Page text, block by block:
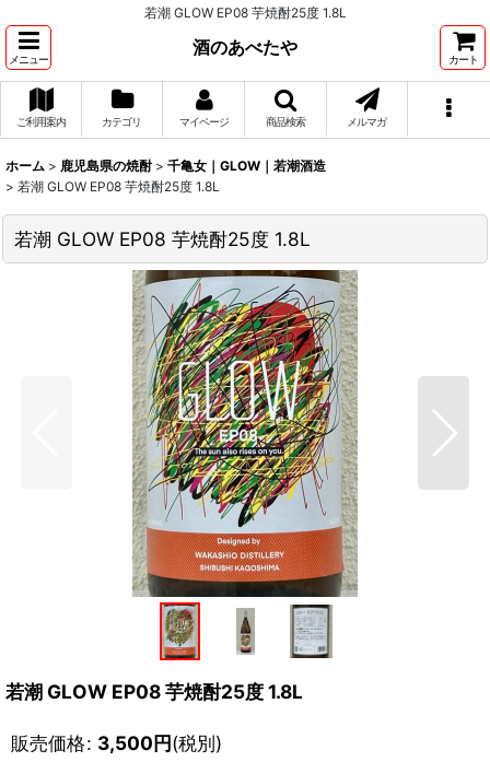
若潮 GLOW EP08 芋焼酎25度 1.8L
メニュー
酒のあべたや
カート
ご利用案内 カテゴリ マイページ 商品検索 メルマガ
ホーム > 鹿児島県の焼酎 > 千亀女｜GLOW｜若潮酒造
> 若潮 GLOW EP08 芋焼酎25度 1.8L
若潮 GLOW EP08 芋焼酎25度 1.8L
若潮 GLOW EP08 芋焼酎25度 1.8L
販売価格: 3,500円(税別)